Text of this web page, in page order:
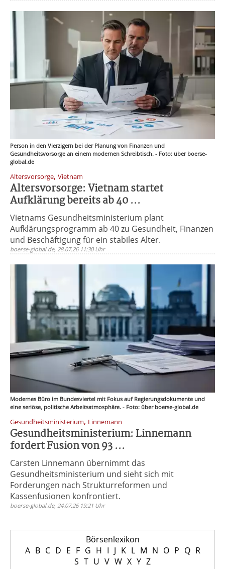
Person in den Vierzigern bei der Planung von Finanzen und
Gesundheitsvorsorge an einem modernen Schreibtisch. - Foto: über boerse-
global.de
Altersvorsorge, Vietnam
Altersvorsorge: Vietnam startet
Aufklärung bereits ab 40 ...
Vietnams Gesundheitsministerium plant
Aufklärungsprogramm ab 40 zu Gesundheit, Finanzen
und Beschäftigung für ein stabiles Alter.
boerse-global.de, 28.07.26 11:30 Uhr
Modernes Büro im Bundesviertel mit Fokus auf Regierungsdokumente und
eine seriöse, politische Arbeitsatmosphäre. - Foto: über boerse-global.de
Gesundheitsministerium, Linnemann
Gesundheitsministerium: Linnemann
fordert Fusion von 93 ...
Carsten Linnemann übernimmt das
Gesundheitsministerium und sieht sich mit
Forderungen nach Strukturreformen und
Kassenfusionen konfrontiert.
boerse-global.de, 24.07.26 19:21 Uhr
Börsenlexikon
A B C D E F G H I J K L M N O P Q R
S T U V W X Y Z